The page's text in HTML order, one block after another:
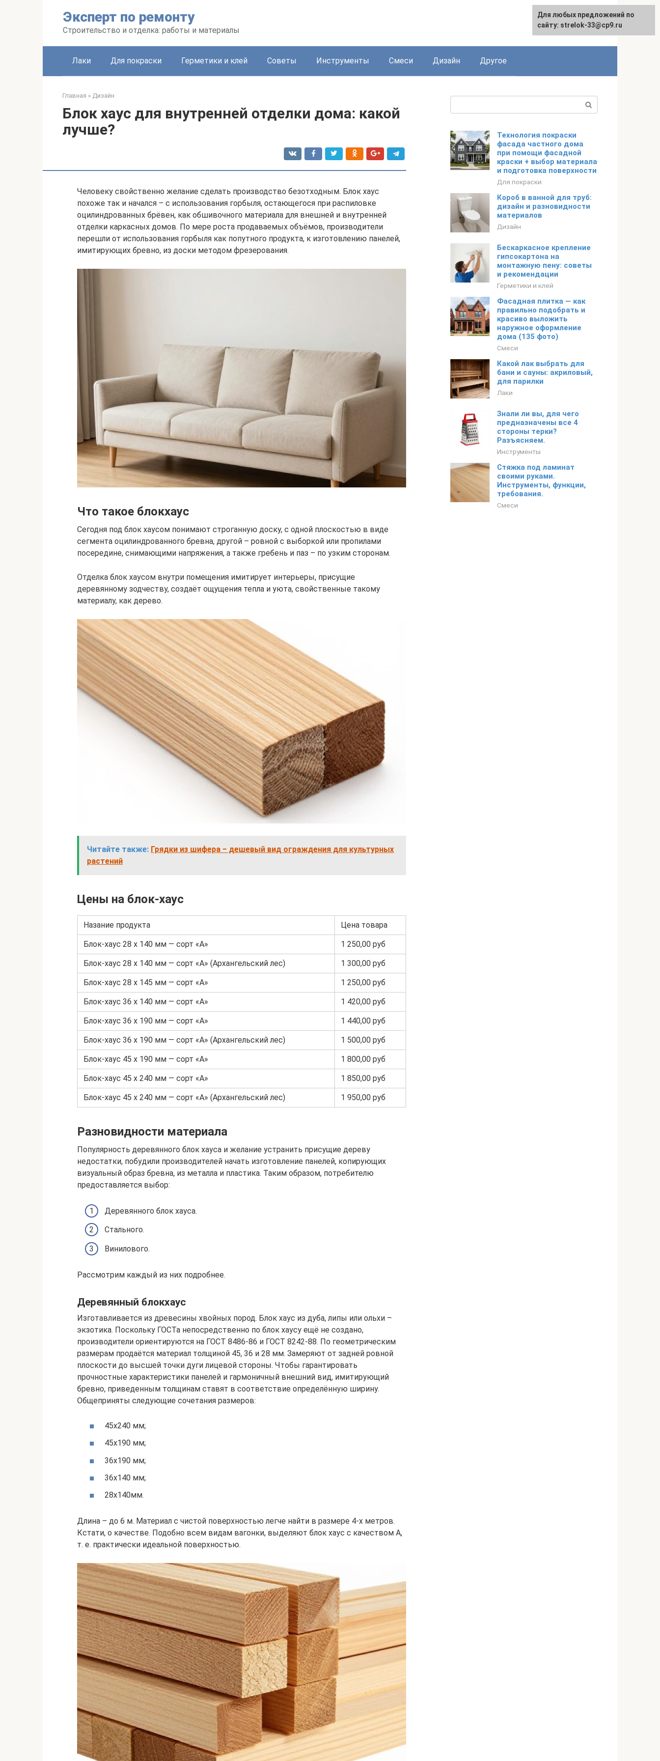
Эксперт по ремонту
Строительство и отделка: работы и материалы
Лаки Для покраски Герметики и клей Советы Инструменты Смеси Дизайн Другое
Главная » Дизайн
Блок хаус для внутренней отделки дома: какой
лучше?
Человеку свойственно желание сделать производство безотходным. Блок хаус
похоже так и начался – с использования горбыля, остающегося при распиловке
оцилиндрованных брёвен, как обшивочного материала для внешней и внутренней
отделки каркасных домов. По мере роста продаваемых объёмов, производители
перешли от использования горбыля как попутного продукта, к изготовлению панелей,
имитирующих бревно, из доски методом фрезерования.
Что такое блокхаус
Сегодня под блок хаусом понимают строганную доску, с одной плоскостью в виде
сегмента оцилиндрованного бревна, другой – ровной с выборкой или пропилами
посередине, снимающими напряжения, а также гребень и паз – по узким сторонам.
Отделка блок хаусом внутри помещения имитирует интерьеры, присущие
деревянному зодчеству, создаёт ощущения тепла и уюта, свойственные такому
материалу, как дерево.
Читайте также: Грядки из шифера ‒ дешевый вид ограждения для культурных
растений
Цены на блок-хаус
Назание продукта Цена товара
Блок-хаус 28 х 140 мм — сорт «А» 1 250,00 руб
Блок-хаус 28 х 140 мм — сорт «А» (Архангельский лес) 1 300,00 руб
Блок-хаус 28 х 145 мм — сорт «А» 1 250,00 руб
Блок-хаус 36 х 140 мм — сорт «А» 1 420,00 руб
Блок-хаус 36 х 190 мм — сорт «А» 1 440,00 руб
Блок-хаус 36 х 190 мм — сорт «А» (Архангельский лес) 1 500,00 руб
Блок-хаус 45 х 190 мм — сорт «А» 1 800,00 руб
Блок-хаус 45 х 240 мм — сорт «А» 1 850,00 руб
Блок-хаус 45 х 240 мм — сорт «А» (Архангельский лес) 1 950,00 руб
Разновидности материала
Популярность деревянного блок хауса и желание устранить присущие дереву
недостатки, побудили производителей начать изготовление панелей, копирующих
визуальный образ бревна, из металла и пластика. Таким образом, потребителю
предоставляется выбор:
Деревянного блок хауса.
Стального.
Винилового.
Рассмотрим каждый из них подробнее.
Деревянный блокхаус
Изготавливается из древесины хвойных пород. Блок хаус из дуба, липы или ольхи –
экзотика. Поскольку ГОСТа непосредственно по блок хаусу ещё не создано,
производители ориентируются на ГОСТ 8486-86 и ГОСТ 8242-88. По геометрическим
размерам продаётся материал толщиной 45, 36 и 28 мм. Замеряют от задней ровной
плоскости до высшей точки дуги лицевой стороны. Чтобы гарантировать
прочностные характеристики панелей и гармоничный внешний вид, имитирующий
бревно, приведенным толщинам ставят в соответствие определённую ширину.
Общеприняты следующие сочетания размеров:
45х240 мм;
45х190 мм;
36х190 мм;
36х140 мм;
28х140мм.
Длина – до 6 м. Материал с чистой поверхностью легче найти в размере 4-х метров.
Кстати, о качестве. Подобно всем видам вагонки, выделяют блок хаус с качеством А,
т. е. практически идеальной поверхностью.
Технология покраски
фасада частного дома
при помощи фасадной
краски + выбор материала
и подготовка поверхности
Для покраски
Короб в ванной для труб:
дизайн и разновидности
материалов
Дизайн
Бескаркасное крепление
гипсокартона на
монтажную пену: советы
и рекомендации
Герметики и клей
Фасадная плитка — как
правильно подобрать и
красиво выложить
наружное оформление
дома (135 фото)
Смеси
Какой лак выбрать для
бани и сауны: акриловый,
для парилки
Лаки
Знали ли вы, для чего
предназначены все 4
стороны терки?
Разъясняем.
Инструменты
Стяжка под ламинат
своими руками.
Инструменты, функции,
требования.
Смеси
Для любых предложений по
сайту: strelok-33@cp9.ru
Для любых предложений по
сайту: strelok-33@cp9.ru